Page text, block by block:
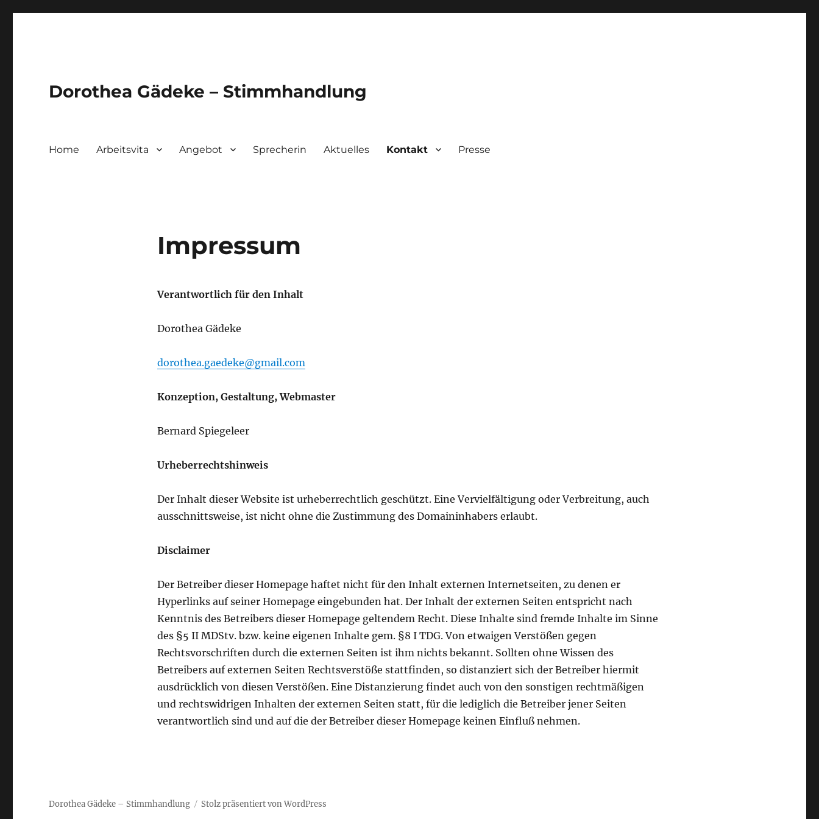
Dorothea Gädeke – Stimmhandlung
Home Arbeitsvita Angebot Sprecherin Aktuelles Kontakt Presse
Impressum
Verantwortlich für den Inhalt
Dorothea Gädeke
dorothea.gaedeke@gmail.com
Konzeption, Gestaltung, Webmaster
Bernard Spiegeleer
Urheberrechtshinweis
Der Inhalt dieser Website ist urheberrechtlich geschützt. Eine Vervielfältigung oder Verbreitung, auch
ausschnittsweise, ist nicht ohne die Zustimmung des Domaininhabers erlaubt.
Disclaimer
Der Betreiber dieser Homepage haftet nicht für den Inhalt externen Internetseiten, zu denen er
Hyperlinks auf seiner Homepage eingebunden hat. Der Inhalt der externen Seiten entspricht nach
Kenntnis des Betreibers dieser Homepage geltendem Recht. Diese Inhalte sind fremde Inhalte im Sinne
des §5 II MDStv. bzw. keine eigenen Inhalte gem. §8 I TDG. Von etwaigen Verstößen gegen
Rechtsvorschriften durch die externen Seiten ist ihm nichts bekannt. Sollten ohne Wissen des
Betreibers auf externen Seiten Rechtsverstöße stattfinden, so distanziert sich der Betreiber hiermit
ausdrücklich von diesen Verstößen. Eine Distanzierung findet auch von den sonstigen rechtmäßigen
und rechtswidrigen Inhalten der externen Seiten statt, für die lediglich die Betreiber jener Seiten
verantwortlich sind und auf die der Betreiber dieser Homepage keinen Einfluß nehmen.
Dorothea Gädeke – Stimmhandlung Stolz präsentiert von WordPress